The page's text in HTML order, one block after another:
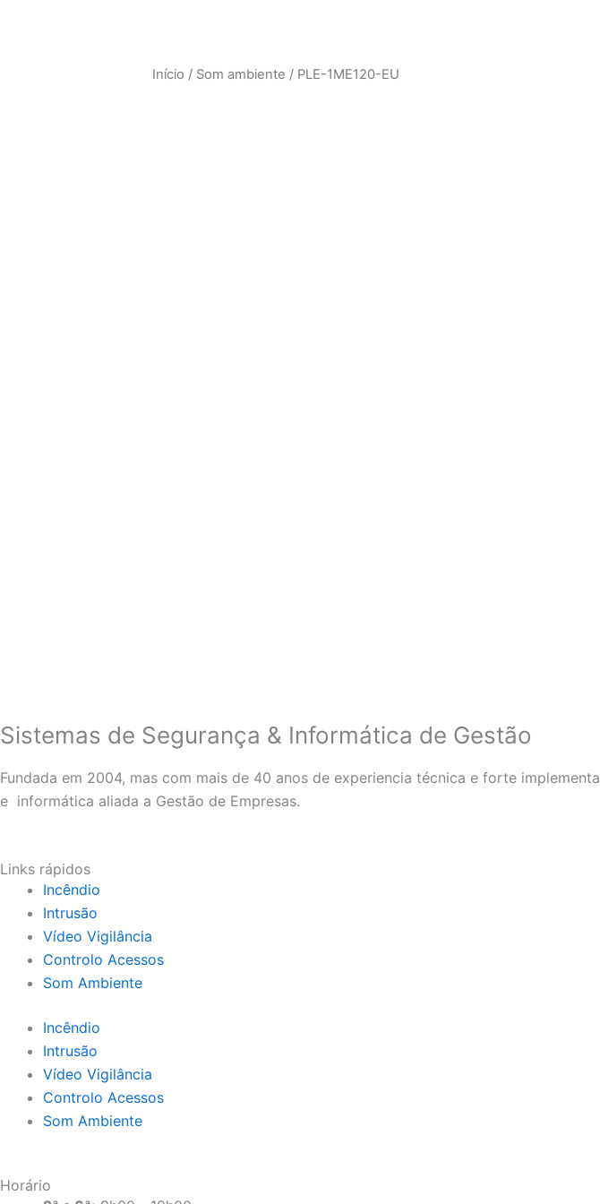
Início / Som ambiente / PLE-1ME120-EU
Sistemas de Segurança & Informática de Gestão
Fundada em 2004, mas com mais de 40 anos de experiencia técnica e forte
e informática aliada a Gestão de Empresas.
Links rápidos
Incêndio
Intrusão
Vídeo Vigilância
Controlo Acessos
Som Ambiente
Incêndio
Intrusão
Vídeo Vigilância
Controlo Acessos
Som Ambiente
Horário